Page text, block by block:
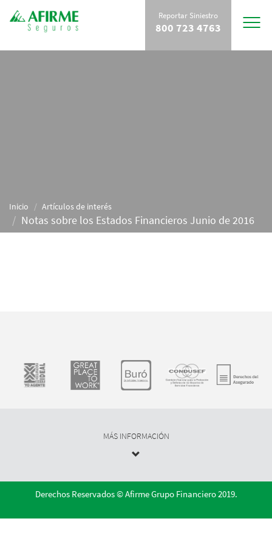
Toggle
Reportar Siniestro
800 723 4763
Inicio Artículos de interés
Notas sobre los Estados Financieros Junio de 2016
MÁS INFORMACIÓN
Derechos Reservados © Afirme Grupo Financiero 2019.